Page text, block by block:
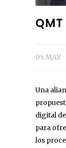
QMT
05 MAY
Una
digital
para
los